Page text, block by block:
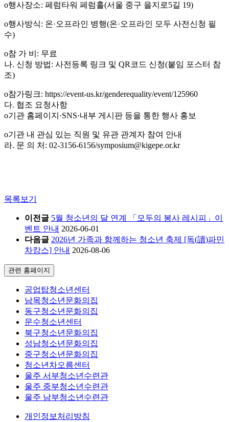
o행사장소: 페럼타워 페럼홀(서울 중구 을지로5길 19)
o행사방식: 온·오프라인 병행(온·오프라인 모두 사전신청 필
수)
o참 가 비: 무료
나. 신청 방법: 사전등록 링크 및 QR코드 신청(붙임 포스터 참
조)
o참가링크: https://event-us.kr/genderequality/event/125960
다. 협조 요청사항
o기관 홈페이지·SNS·내부 게시판 등을 통한 행사 홍보
o기관 내 관심 있는 직원 및 유관 관계자 참여 안내
라. 문 의 처: 02-3156-6156/symposium@kigepe.or.kr
목록보기
이전글 5월 청소년의 달 연계 「모두의 봉사 레시피」이
벤트 안내 2026-06-01
다음글 2026년 가족과 함께하는 청소년 축제 [독(讀)파민
차캉스] 안내 2026-08-06
관련 홈페이지
공업탑청소년센터
남목청소년문화의집
동구청소년문화의집
문수청소년센터
북구청소년문화의집
성남청소년문화의집
중구청소년문화의집
청소년차오름센터
울주 서부청소년수련관
울주 중부청소년수련관
울주 남부청소년수련관
개인정보처리방침